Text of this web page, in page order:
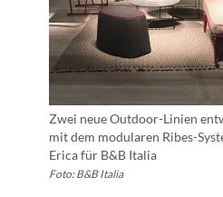
Zwei neue Outdoor-Linien
mit dem modularen Ribes-
Erica für B&B Italia
Foto: B&B Italia